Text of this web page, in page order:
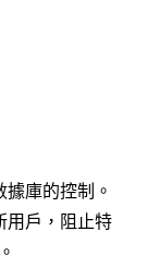
庫的控制。
用戶，阻止特